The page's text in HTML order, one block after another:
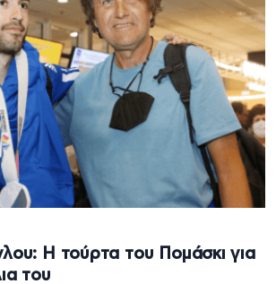
Η τούρτα του Πομάσκι για
του